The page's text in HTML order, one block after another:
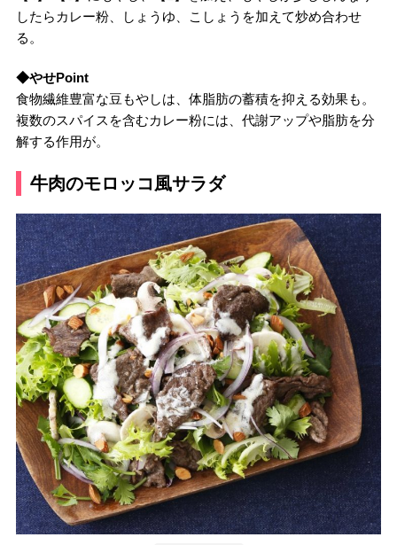
したらカレー粉、しょうゆ、こしょうを加えて炒め合わせ
る。
◆やせPoint
食物繊維豊富な豆もやしは、体脂肪の蓄積を抑える効果も。
複数のスパイスを含むカレー粉には、代謝アップや脂肪を分
解する作用が。
牛肉のモロッコ風サラダ